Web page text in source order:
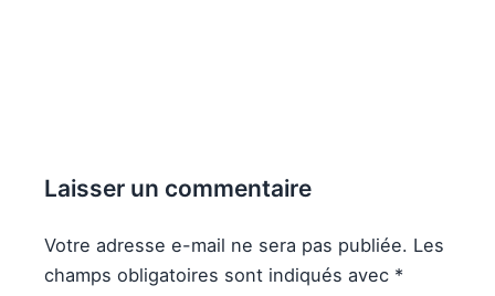
Laisser un commentaire
Votre adresse e-mail ne sera pas publiée. Les
champs obligatoires sont indiqués avec *